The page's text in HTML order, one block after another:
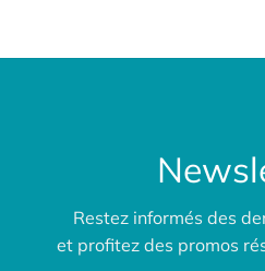
Restez informés des
et profitez des promos